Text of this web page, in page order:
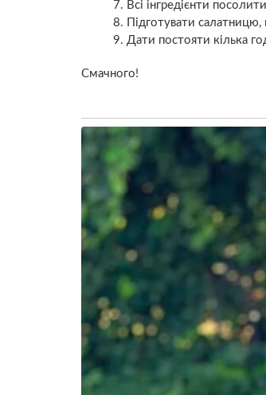
Всі інгредієнти
Підготувати
Дати постояти кілька
Смачного!